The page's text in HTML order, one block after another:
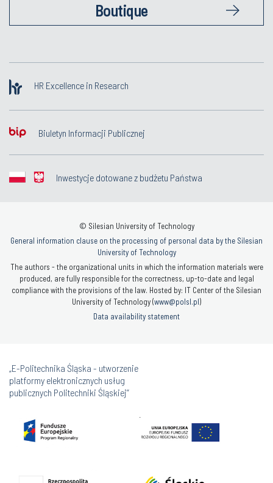
Boutique
HR Excellence in Research
Biuletyn Informacji Publicznej
Inwestycje dotowane z budżetu Państwa
© Silesian University of Technology
General information clause on the processing of personal data by the Silesian
University of Technology
The authors - the organizational units in which the information materials were
produced, are fully responsible for the correctness, up-to-date and legal
compliance with the provisions of the law. Hosted by: IT Center of the Silesian
University of Technology (www@polsl.pl)
Data availability statement
„E-Politechnika Śląska - utworzenie
platformy elektronicznych usług
publicznych Politechniki Śląskiej”